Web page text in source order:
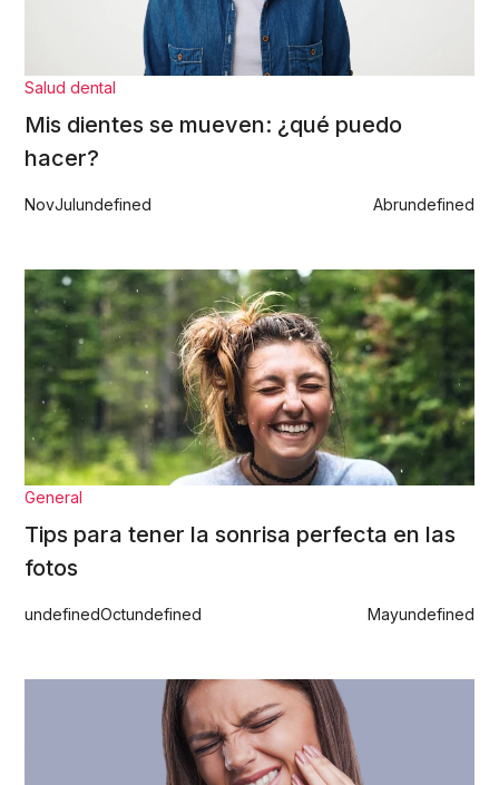
Salud dental
Mis dientes se mueven: ¿qué puedo
hacer?
NovJulundefined Abrundefined
General
Tips para tener la sonrisa perfecta en las
fotos
undefinedOctundefined Mayundefined